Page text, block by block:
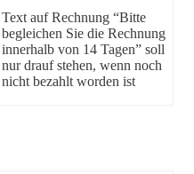
Text auf Rechnung “Bitte
begleichen Sie die Rechnung
innerhalb von 14 Tagen” soll
nur drauf stehen, wenn noch
nicht bezahlt worden ist